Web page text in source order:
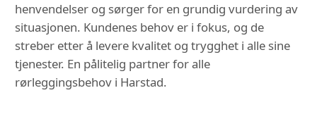
henvendelser og sørger for en grundig vurdering av
situasjonen. Kundenes behov er i fokus, og de
streber etter å levere kvalitet og trygghet i alle sine
tjenester. En pålitelig partner for alle
rørleggingsbehov i Harstad.